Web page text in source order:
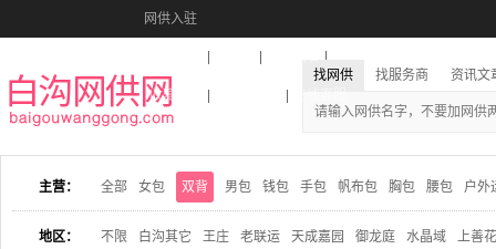
网供入驻
收藏本站
找网供 找服务商 资讯文
主营： 全部 女包 双背 男包 钱包 手包 帆布包 胸包 腰包 户外
地区： 不限 白沟其它 王庄 老联运 天成嘉园 御龙庭 水晶域 上善